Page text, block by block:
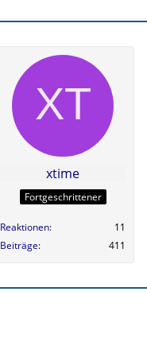
xtime
Fortgeschrittener
Reaktionen
11
Beiträge
411